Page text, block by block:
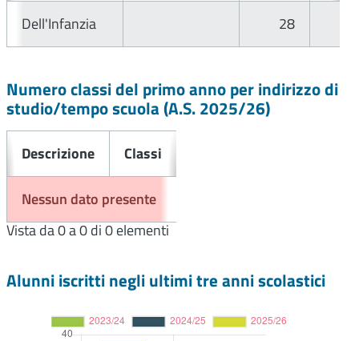
Dell'Infanzia 28
Numero classi del primo anno per indirizzo di
studio/tempo scuola (A.S.2025/26)
Descrizione Classi
Nessun dato presente
Vista da 0 a 0 di 0 elementi
Alunni iscritti negli ultimi tre anni scolastici